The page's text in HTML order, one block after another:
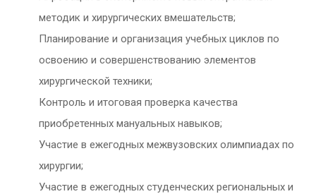
методик и хирургических вмешательств;
Планирование и организация учебных циклов по
освоению и совершенствованию элементов
хирургической техники;
Контроль и итоговая проверка качества
приобретенных мануальных навыков;
Участие в ежегодных межвузовских олимпиадах по
хирургии;
Участие в ежегодных студенческих региональных и